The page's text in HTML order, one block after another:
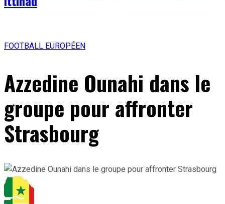
FOOTBALL EUROPÉEN
Azzedine Ounahi dans le
groupe pour affronter
Strasbourg